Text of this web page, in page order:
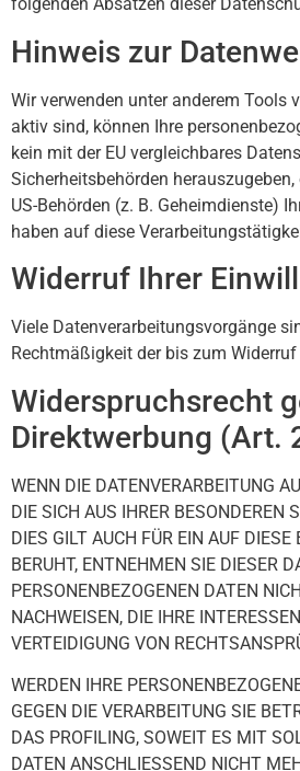
folgenden Absätzen dieser
Hinweis zur
Wir verwenden unter anderem Tools
aktiv sind, können Ihre
kein mit der EU vergleichbares
Sicherheitsbehörden
US-Behörden (z. B. Geheimdienste)
haben auf diese
Widerruf Ihrer
Viele Datenverarbeitungsvorgänge
Rechtmäßigkeit der bis zum
Widerspruchsrecht
Direktwerbung (Art.
WENN DIE DATENVERARBEITUNG
DIE SICH AUS IHRER BESONDEREN
DIES GILT AUCH FÜR EIN AUF
BERUHT, ENTNEHMEN SIE DIESER
PERSONENBEZOGENEN DATEN
NACHWEISEN, DIE IHRE
VERTEIDIGUNG VON
WERDEN IHRE
GEGEN DIE VERARBEITUNG SIE
DAS PROFILING, SOWEIT ES MIT
DATEN ANSCHLIESSEND NICHT